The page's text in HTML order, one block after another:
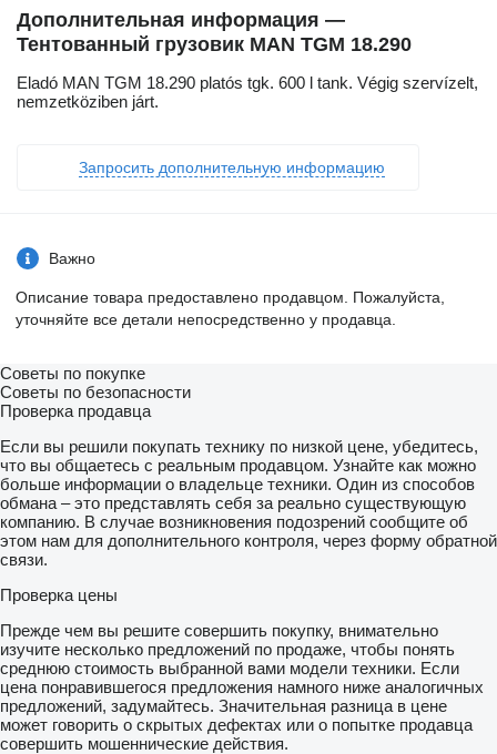
Дополнительная информация —
Тентованный грузовик MAN TGM 18.290
Eladó MAN TGM 18.290 platós tgk. 600 l tank. Végig szervízelt,
nemzetköziben járt.
Запросить дополнительную информацию
Важно
Описание товара предоставлено продавцом. Пожалуйста,
уточняйте все детали непосредственно у продавца.
Советы по покупке
Советы по безопасности
Проверка продавца
Если вы решили покупать технику по низкой цене, убедитесь,
что вы общаетесь с реальным продавцом. Узнайте как можно
больше информации о владельце техники. Один из способов
обмана – это представлять себя за реально существующую
компанию. В случае возникновения подозрений сообщите об
этом нам для дополнительного контроля, через форму обратной
связи.
Проверка цены
Прежде чем вы решите совершить покупку, внимательно
изучите несколько предложений по продаже, чтобы понять
среднюю стоимость выбранной вами модели техники. Если
цена понравившегося предложения намного ниже аналогичных
предложений, задумайтесь. Значительная разница в цене
может говорить о скрытых дефектах или о попытке продавца
совершить мошеннические действия.